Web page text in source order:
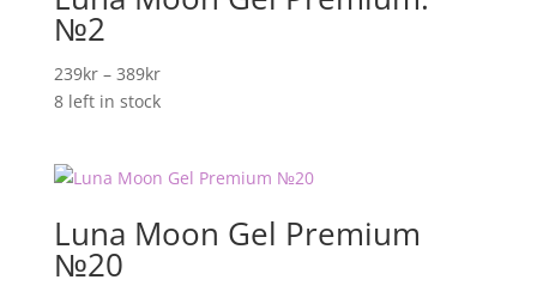
№2
239kr – 389krPrisområde:
239kr
8 left in stock
Luna Moon Gel Premium
№20